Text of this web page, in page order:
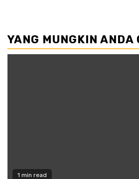
YANG MUNGKIN ANDA
1 min read